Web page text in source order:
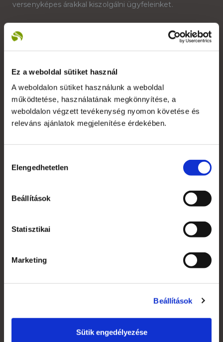
Ez a weboldal sütiket használ
A weboldalon sütiket használunk a weboldal
működtetése, használatának megkönnyítése, a
weboldalon végzett tevékenység nyomon követése és
releváns ajánlatok megjelenítése érdekében.
kiválasztása
Elengedhetetlen
Beállítások
Statisztikai
Marketing
Beállítások
Sütik engedélyezése
versenyképes árakkal kiszolgálni ügyfeleinket.
Saját fiók
Kapcsolat
Szakmai szótár
Garanciális feltételek
Alkalmazott nyomdai technológiák
Jogi nyilatkozat